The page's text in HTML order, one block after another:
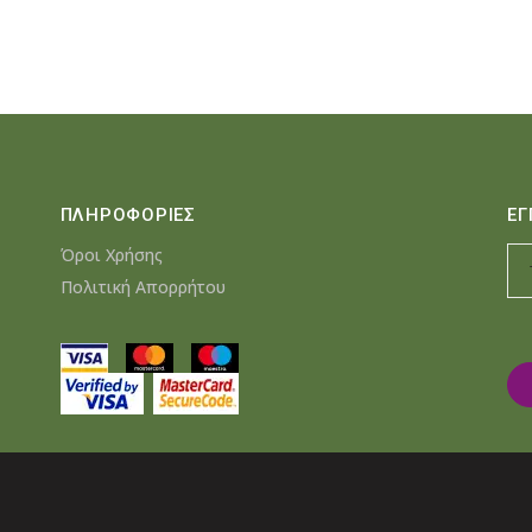
ΠΛΗΡΟΦΟΡΙΕΣ
Όροι Χρήσης
Πολιτική Απορρήτου